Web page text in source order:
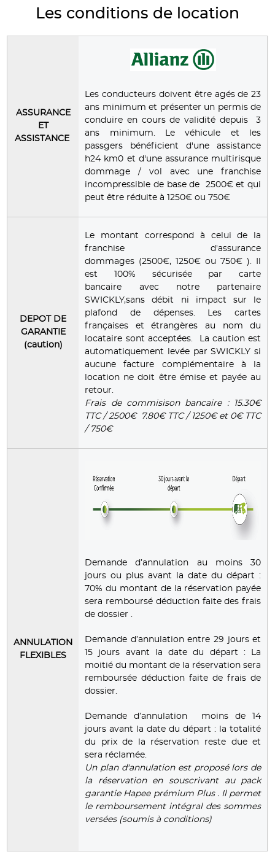
Les conditions de location
ASSURANCE
ET
ASSISTANCE
Les conducteurs doivent être agés de 23
ans minimum et présenter un permis de
conduire en cours de validité depuis 3
ans minimum. Le véhicule et les
passgers bénéficient d'une assistance
h24 km0 et d'une assurance multirisque
dommage / vol avec une franchise
incompressible de base de 2500€ et qui
peut être réduite à 1250€ ou 750€
DEPOT DE
GARANTIE
(caution)
Le montant correspond à celui de la
franchise d'assurance
dommages (2500€, 1250€ ou 750€ ). Il
est 100% sécurisée par carte
bancaire avec notre partenaire
SWICKLY,sans débit ni impact sur le
plafond de dépenses. Les cartes
françaises et étrangères au nom du
locataire sont acceptées. La caution est
automatiquement levée par SWICKLY si
aucune facture complémentaire à la
location ne doit être émise et payée au
retour.
Frais de commisison bancaire : 15.30€
TTC / 2500€ 7.80€ TTC / 1250€ et 0€ TTC
/ 750€
ANNULATION
FLEXIBLES
Demande d’annulation au moins 30
jours ou plus avant la date du départ :
70% du montant de la réservation payée
sera remboursé déduction faite des frais
de dossier .
Demande d’annulation entre 29 jours et
15 jours avant la date du départ : La
moitié du montant de la réservation sera
remboursée déduction faite de frais de
dossier.
Demande d’annulation moins de 14
jours avant la date du départ : la totalité
du prix de la réservation reste due et
sera réclamée.
Un plan d'annulation est proposé lors de
la réservation en souscrivant au pack
garantie Hapee prémium Plus . Il permet
le remboursement intégral des sommes
versées (soumis à conditions)